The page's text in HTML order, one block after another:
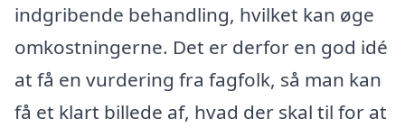
indgribende behandling, hvilket kan øge
omkostningerne. Det er derfor en god idé
at få en vurdering fra fagfolk, så man kan
få et klart billede af, hvad der skal til for at